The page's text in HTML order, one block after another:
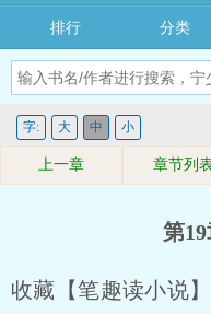
排行 分类
字: 大 中 小
上一章 章节列
第19
收藏【笔趣读小说